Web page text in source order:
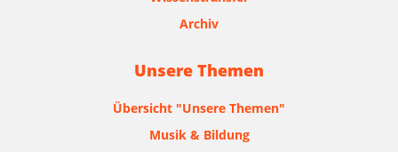
Archiv
Unsere Themen
Übersicht "Unsere Themen"
Musik & Bildung